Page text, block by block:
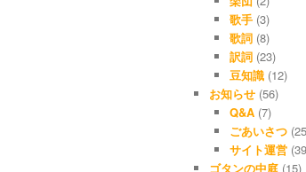
歌手(3)
歌詞(8)
訳詞(23)
豆知識(12)
お知らせ (56)
Q&A(7)
ごあいさつ
サイト運営
ゴタンの中庭 (15)